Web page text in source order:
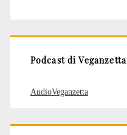
Podcast di Veganzetta
AudioVeganzetta